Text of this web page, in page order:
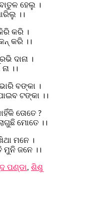
ହେଲୁ ।
।।
କରି ।
କରି ।।
ଦାନା ।
।।
ବଙ୍କା ।
ଟଙ୍କା ।।
ତୋତେ ?
ମୋତେ ।।
ମନେ ।
ଜନେ ।।
ପଣ୍ଡା, ଶିଶୁ